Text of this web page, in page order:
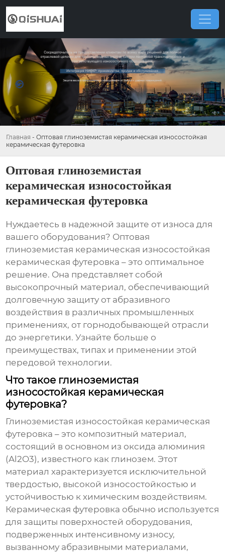
Главная - Оптовая глиноземистая керамическая износостойкая
керамическая футеровка
Оптовая глиноземистая
керамическая износостойкая
керамическая футеровка
Нуждаетесь в надежной защите от износа для
вашего оборудования? Оптовая
глиноземистая керамическая износостойкая
керамическая футеровка – это оптимальное
решение. Она представляет собой
высокопрочный материал, обеспечивающий
долговечную защиту от абразивного
воздействия в различных промышленных
применениях, от горнодобывающей отрасли
до энергетики. Узнайте больше о
преимуществах, типах и применении этой
передовой технологии.
Что такое глиноземистая
износостойкая керамическая
футеровка?
Глиноземистая износостойкая керамическая
футеровка – это композитный материал,
состоящий в основном из оксида алюминия
(Al2O3), известного как глинозем. Этот
материал характеризуется исключительной
твердостью, высокой износостойкостью и
устойчивостью к химическим воздействиям.
Керамическая футеровка обычно используется
для защиты поверхностей оборудования,
подверженных интенсивному износу,
вызванному абразивными материалами,